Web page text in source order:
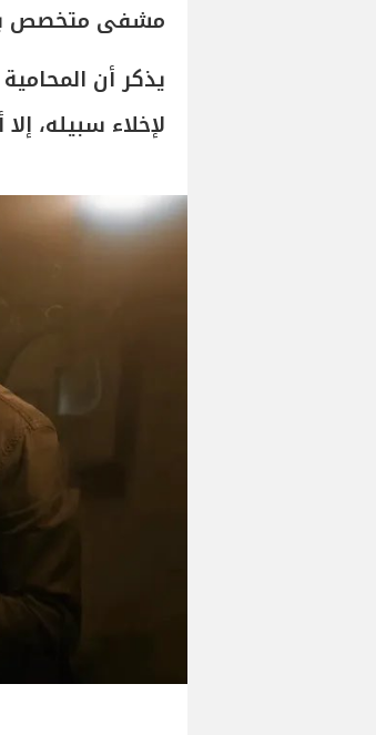
مشفى متخصص بعد 13 عاما دون فحص من
لإخلاء سبيله،